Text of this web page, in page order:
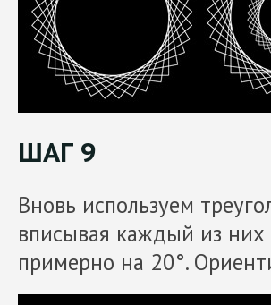
ШАГ 9
Вновь используем
вписывая каждый из
примерно на 20°.